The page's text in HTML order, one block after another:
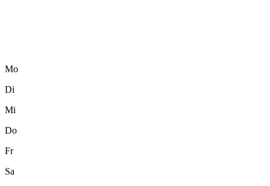
Mo
Di
Mi
Do
Fr
Sa